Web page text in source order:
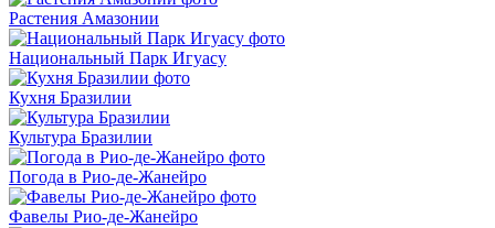
Растения Амазонии
Национальный Парк Игуасу
Кухня Бразилии
Культура Бразилии
Погода в Рио-де-Жанейро
Фавелы Рио-де-Жанейро